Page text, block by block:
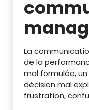
La
de la
mal formulée,
décision mal
frustration,